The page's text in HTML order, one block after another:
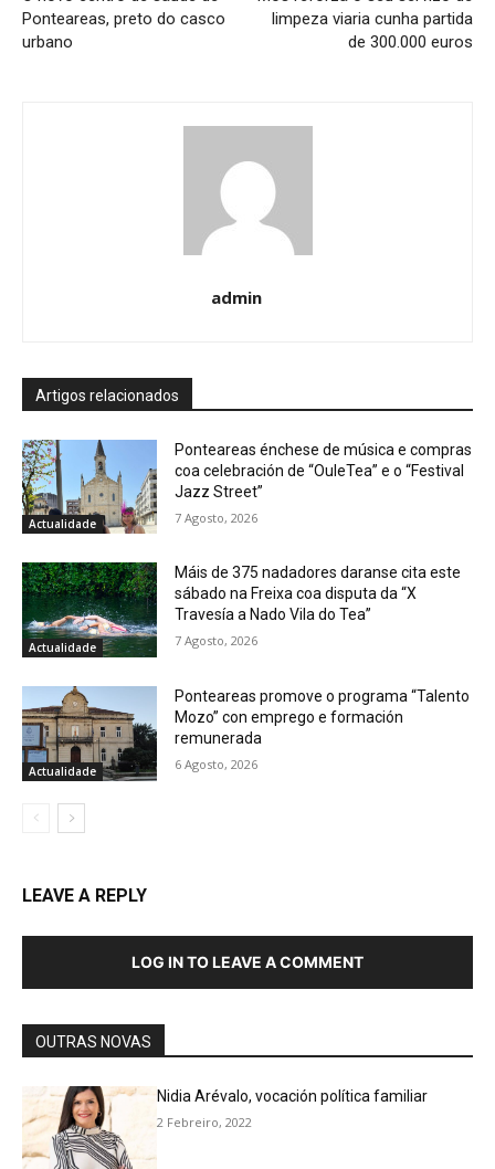
Ponteareas, preto do casco
urbano
limpeza viaria cunha partida
de 300.000 euros
admin
Artigos relacionados
Actualidade
Ponteareas énchese de música e compras
coa celebración de “OuleTea” e o “Festival
Jazz Street”
7 Agosto, 2026
Actualidade
Máis de 375 nadadores daranse cita este
sábado na Freixa coa disputa da “X
Travesía a Nado Vila do Tea”
7 Agosto, 2026
Actualidade
Ponteareas promove o programa “Talento
Mozo” con emprego e formación
remunerada
6 Agosto, 2026
LEAVE A REPLY
LOG IN TO LEAVE A COMMENT
OUTRAS NOVAS
Nidia Arévalo, vocación política familiar
2 Febreiro, 2022